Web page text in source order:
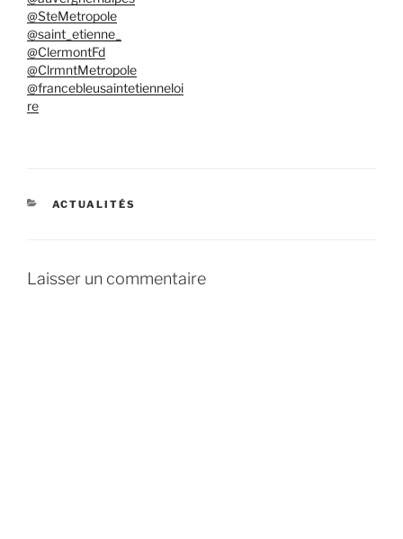
@SteMetropole
@saint_etienne_
@ClermontFd
@ClrmntMetropole
@francebleusaintetienneloi
re
CATÉGORIES
ACTUALITÉS
Laisser un commentaire